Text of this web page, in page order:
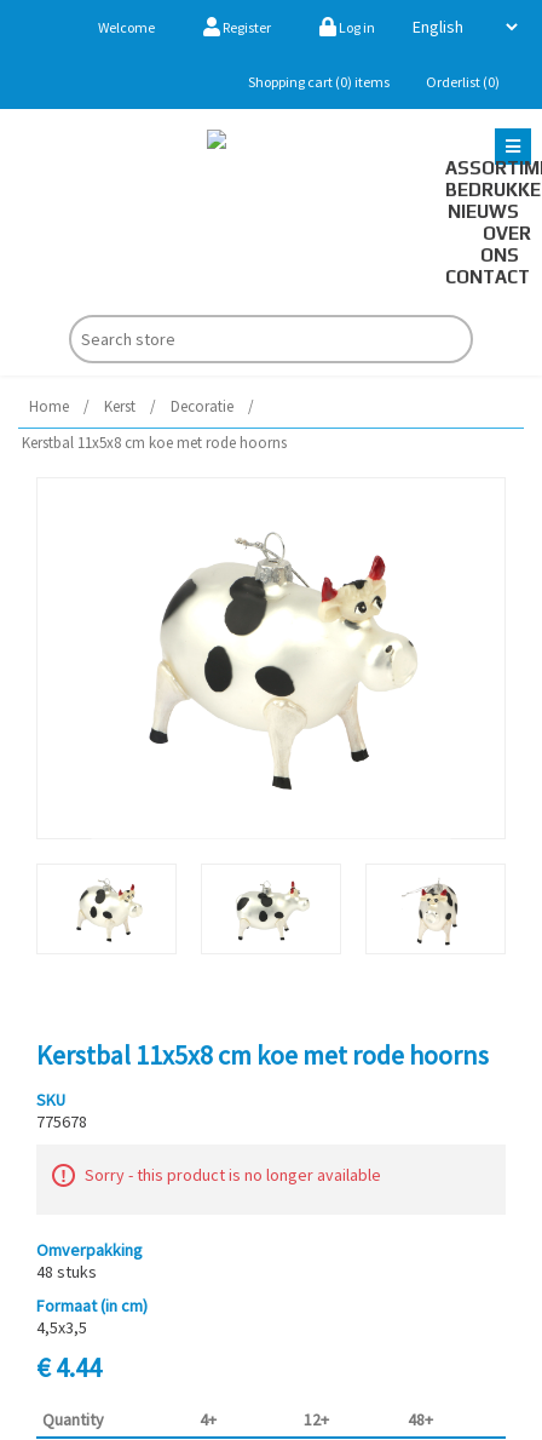
Welcome Register Log in
Shopping cart (0) items Orderlist (0)
NIEUWS
OVER
ONS
CONTACT
Home / Kerst / Decoratie
/
Kerstbal 11x5x8 cm koe met rode hoorns
Kerstbal 11x5x8 cm koe met rode hoorns
SKU
775678
Sorry - this product is no longer available
Omverpakking
48 stuks
Formaat (in cm)
4,5x3,5
€ 4.44
Quantity 4+ 12+ 48+